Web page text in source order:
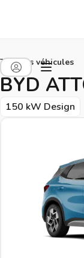
Tous les véhicules
BYD
150 kW Design